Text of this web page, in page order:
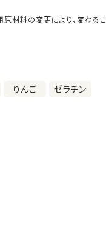
材料の変更により、変わるこ
りんご ゼラチン